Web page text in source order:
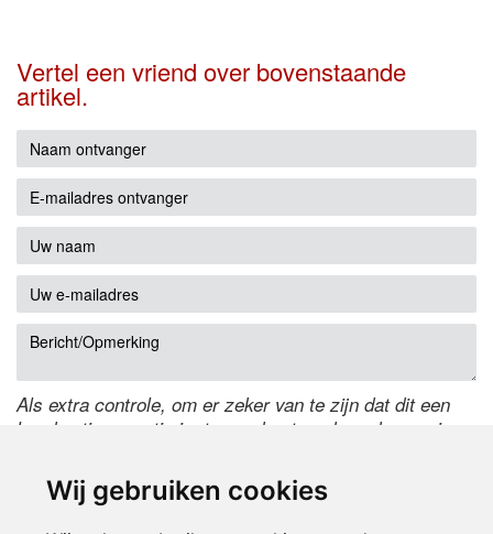
Wij gebruiken cookies
Vertel een vriend over bovenstaande
artikel.
Als extra controle, om er zeker van te zijn dat dit een
handmatige reactie is, typ onderstaande code over in
de code te wijzigen.